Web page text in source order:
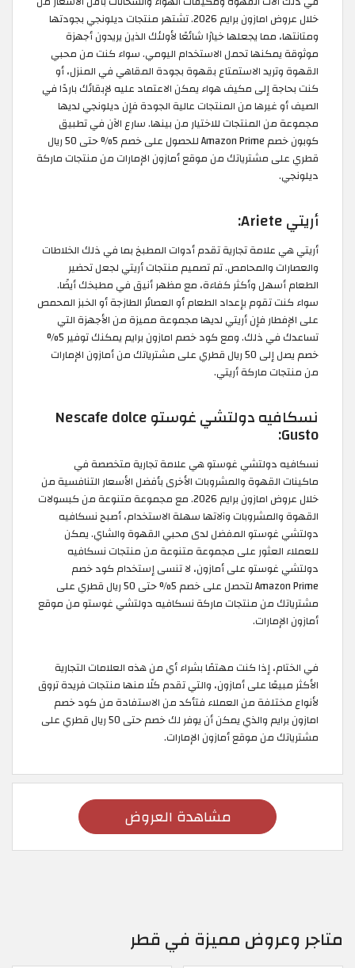
خلال عروض امازون برايم 2026. تشتهر منتجات ديلونجي بجودتها
ومتانتها، مما يجعلها خيارًا شائعًا لأولئك الذين يريدون أجهزة
موثوقة يمكنها تحمل الاستخدام اليومي. سواء كنت من محبي
القهوة وتريد الاستمتاع بقهوة بجودة المقاهي في المنزل، أو
كنت بحاجة إلى مكيف هواء يمكن الاعتماد عليه لإبقائك باردًا في
الصيف أو غيرها من المنتجات عالية الجودة فإن ديلونجي لديها
مجموعة من المنتجات للاختيار من بينها. سارع الآن في تطبيق
كوبون خصم Amazon Prime للحصول على خصم 5% حتى 50 ريال
قطري على مشترياتك من موقع أمازون الإمارات من منتجات ماركة
ديلونجي.
أريتي Ariete:
أريتي هي علامة تجارية تقدم أدوات المطبخ بما في ذلك الخلاطات
والعصارات والمحامص. تم تصميم منتجات أريتي لجعل تحضير
الطعام أسهل وأكثر كفاءة، مع مظهر أنيق في مطبخك أيضًا.
سواء كنت تقوم بإعداد الطعام أو العصائر الطازجة أو الخبز المحمص
على الإفطار فإن أريتي لديها مجموعة مميزة من الأجهزة التي
تساعدك في ذلك. ومع كود خصم امازون برايم يمكنك توفير 5%
خصم يصل إلى 50 ريال قطري على مشترياتك من أمازون الإمارات
من منتجات ماركة أريتي.
نسكافيه دولتشي غوستو Nescafe dolce
Gusto:
نسكافيه دولتشي غوستو هي علامة تجارية متخصصة في
ماكينات القهوة والمشروبات الأخرى بأفضل الأسعار التنافسية من
خلال عروض امازون برايم 2026. مع مجموعة متنوعة من كبسولات
القهوة والمشروبات وآلاتها سهلة الاستخدام، أصبح نسكافيه
دولتشي غوستو المفضل لدى محبي القهوة والشاي. يمكن
للعملاء العثور على مجموعة متنوعة من منتجات نسكافيه
دولتشي غوستو على أمازون، لا تنسى إستخدام كود خصم
Amazon Prime لتحصل على خصم 5% حتى 50 ريال قطري على
مشترياتك من منتجات ماركة نسكافيه دولتشي غوستو من موقع
أمازون الإمارات.
في الختام، إذا كنت مهتمًا بشراء أي من هذه العلامات التجارية
الأكثر مبيعًا على أمازون، والتي تقدم كلًا منها منتجات فريدة تروق
لأنواع مختلفة من العملاء فتأكد من الاستفادة من كود خصم
امازون برايم والذي يمكن أن يوفر لك خصم حتى 50 ريال قطري على
مشترياتك من موقع أمازون الإمارات.
مشاهدة العروض
متاجر وعروض مميزة في قطر